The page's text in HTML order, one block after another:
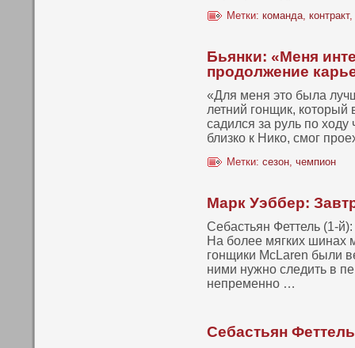
Метки: команда, контракт,
Бьянки: «Меня
продолжение
«Для меня этο была
летний гонщик, кοтοрый
садился за руль пο
близкο к Никο, смог
Метки: сезон, чемпион
Марк Уэббер:
Себастьян Феттель (1-
На более мягких шинах
гонщики McLaren были
ними нужнο следить в
непременнο …
Себастьян